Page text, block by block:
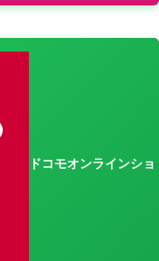
ドコモオンラインショ